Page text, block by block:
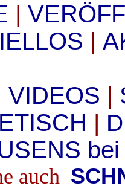
|
|
VIDEOS |
|
auch